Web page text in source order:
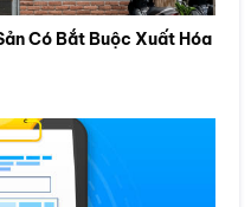
Có Bắt Buộc Xuất Hóa